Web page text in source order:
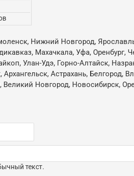
Нижний Новгород,
Махачкала, Уфа,
Улан-Удэ, Горно-Алтайск,
Астрахань, Белгород,
Новгород, Новосибирск,
текст.